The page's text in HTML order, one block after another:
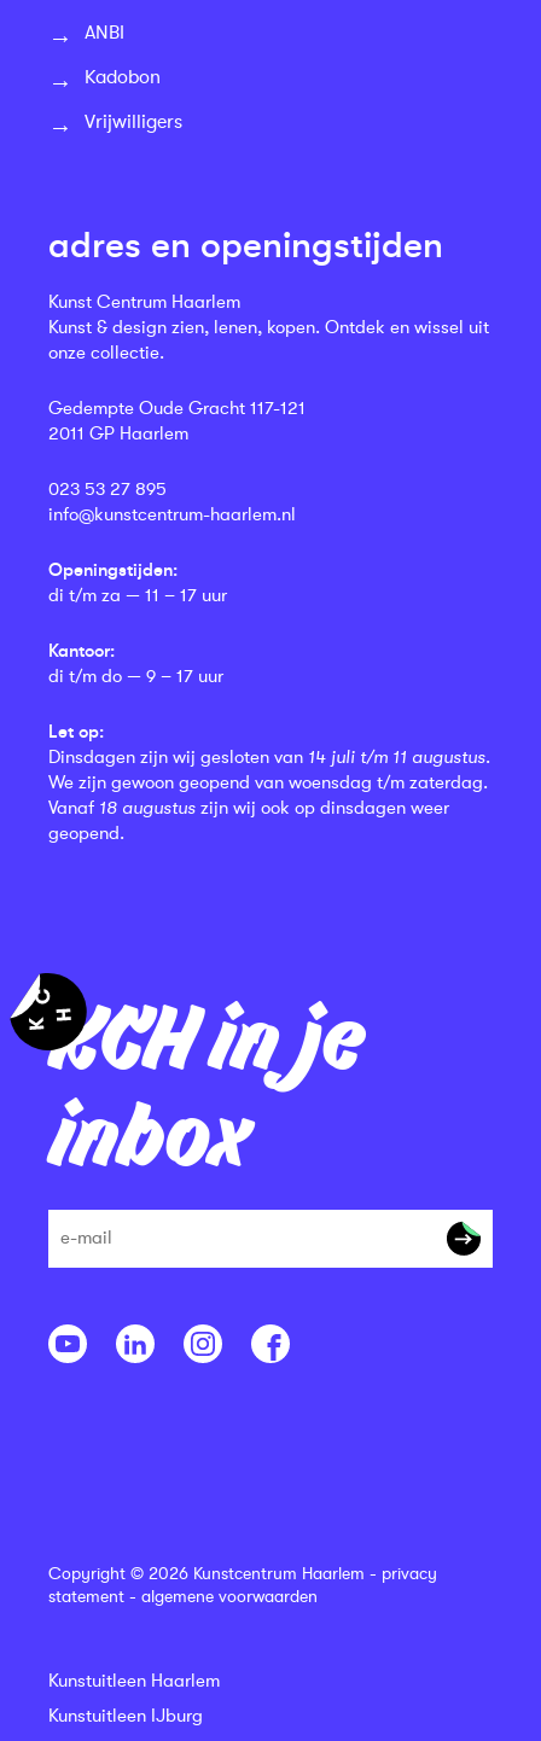
KCH in je
inbox
ANBI
Kadobon
Vrijwilligers
adres en openingstijden
Kunst Centrum Haarlem
Kunst & design zien, lenen, kopen. Ontdek en wissel uit
onze collectie.
Gedempte Oude Gracht 117-121
2011 GP Haarlem
023 53 27 895
info@kunstcentrum-haarlem.nl
Openingstijden:
di t/m za — 11 – 17 uur
Kantoor:
di t/m do — 9 – 17 uur
Let op:
Dinsdagen zijn wij gesloten van 14 juli t/m 11 augustus.
We zijn gewoon geopend van woensdag t/m zaterdag.
Vanaf 18 augustus zijn wij ook op dinsdagen weer
geopend.
Copyright © 2026 Kunstcentrum Haarlem - privacy
statement - algemene voorwaarden
Kunstuitleen Haarlem
Kunstuitleen IJburg